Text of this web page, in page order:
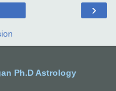
›
Ph.D Astrology